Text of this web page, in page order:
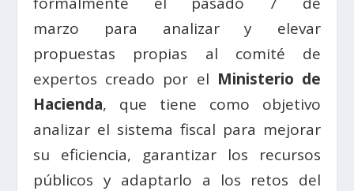
marzo para analizar y elevar
propuestas propias al comité de
expertos creado por el Ministerio de
Hacienda, que tiene como objetivo
analizar el sistema fiscal para mejorar
su eficiencia, garantizar los recursos
públicos y adaptarlo a los retos del